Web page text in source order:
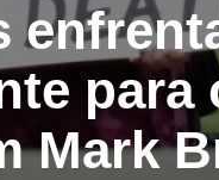
para
Mark